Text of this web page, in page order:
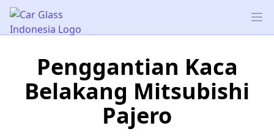
Car Glass Indonesia
Penggantian Kaca
Belakang Mitsubishi
Pajero